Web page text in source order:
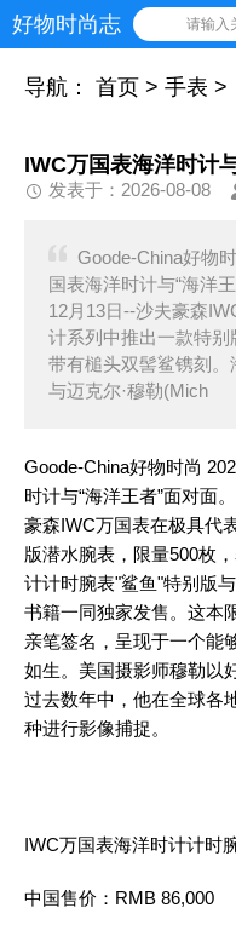
好物时尚志 请输入
导航： 首页 > 手表 >
IWC万国表海洋时计
发表于：2026-08-08
Goode-China好物
国表海洋时计与“海洋
12月13日--沙夫豪森
计系列中推出一款特
带有槌头双髻鲨镌刻
与迈克尔·穆勒(Mich
Goode-China好物时尚
时计与“海洋王者”面对面
豪森IWC万国表在极具代
版潜水腕表，限量500枚
计计时腕表"鲨鱼"特别版
书籍一同独家发售。这本
亲笔签名，呈现于一个能
如生。美国摄影师穆勒以
过去数年中，他在全球各
种进行影像捕捉。
IWC万国表海洋时计计时
中国售价：RMB 86,000